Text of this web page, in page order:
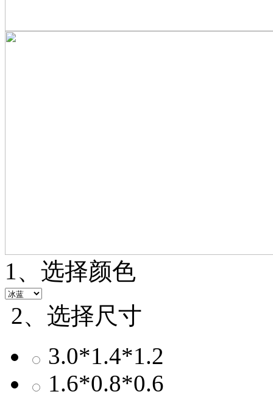
1、选择颜色
2、选择尺寸
3.0*1.4*1.2
1.6*0.8*0.6